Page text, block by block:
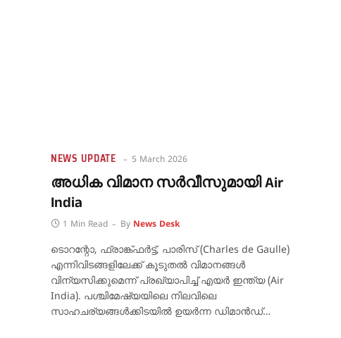
NEWS UPDATE 5 March 2026
അധിക വിമാന സർവീസുമായി Air
India
1 Min Read By News Desk
ടൊറന്റോ, ഫ്രാങ്ക്ഫർട്ട്, പാരിസ് (Charles de Gaulle)
എന്നിവിടങ്ങളിലേക്ക് കൂടുതൽ വിമാനങ്ങൾ
വിന്യസിക്കുമെന്ന് പ്രഖ്യാപിച്ച് എയർ ഇന്ത്യ (Air
India). പശ്ചിമേഷ്യയിലെ നിലവിലെ
സാഹചര്യങ്ങൾക്കിടയിൽ ഉയർന്ന ഡിമാൻഡ്…